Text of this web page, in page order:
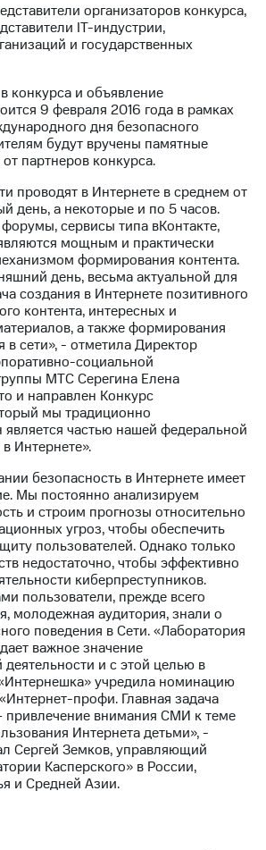
2023
организаторов конкурса,
IT-индустрии,
и государственных
конкурса и объявление
9 февраля 2016 года в рамках
дня безопасного
будут вручены памятные
партнеров конкурса.
проводят в Интернете в среднем от
день, а некоторые и по 5 часов.
сервисы типа вКонтакте,
мощным и практически
формирования контента.
день, весьма актуальной для
создания в Интернете позитивного
контента, интересных и
а также формирования
в сети», - отметила Директор
социальной
МТС Серегина Елена
и направлен Конкурс
мы традиционно
частью нашей федеральной
Интернете».
безопасность в Интернете имеет
Мы постоянно анализируем
и строим прогнозы относительно
угроз, чтобы обеспечить
пользователей. Однако только
недостаточно, чтобы эффективно
киберпреступников.
пользователи, прежде всего
молодежная аудитория, знали о
поведения в Сети. «Лаборатория
важное значение
деятельности и с этой целью в
учредила номинацию
профи. Главная задача
привлечение внимания СМИ к теме
Интернета детьми», -
Сергей Земков, управляющий
Касперского» в России,
и Средней Азии.